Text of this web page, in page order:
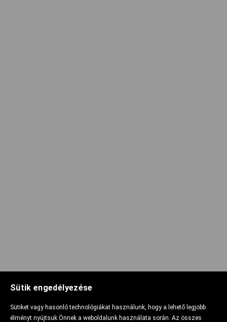
Sütik engedélyezése
Sütiket vagy hasonló technológiákat használunk, hogy a lehető legjobb
élményt nyújtsuk Önnek a weboldalunk használata során. Az összes